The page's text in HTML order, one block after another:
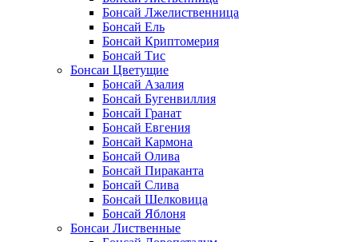
Бонсай Лжелиственница
Бонсай Ель
Бонсай Криптомерия
Бонсай Тис
Бонсаи Цветущие
Бонсай Азалия
Бонсай Бугенвиллия
Бонсай Гранат
Бонсай Евгения
Бонсай Кармона
Бонсай Олива
Бонсай Пираканта
Бонсай Слива
Бонсай Шелковица
Бонсай Яблоня
Бонсаи Лиственные